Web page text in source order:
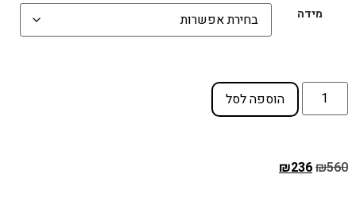
מידה
הוספה לסל
₪560
₪236